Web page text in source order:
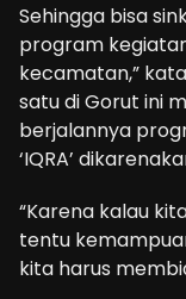
Sehingga bisa
program
kecamatan,”
satu di Gorut ini
berjalannya
‘IQRA’
“Karena kalau
tentu
kita harus